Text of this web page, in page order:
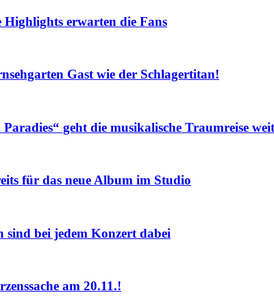
Highlights erwarten die Fans
Gast wie der Schlagertitan!
geht die musikalische Traumreise
für das neue Album im Studio
sind bei jedem Konzert dabei
am 20.11.!